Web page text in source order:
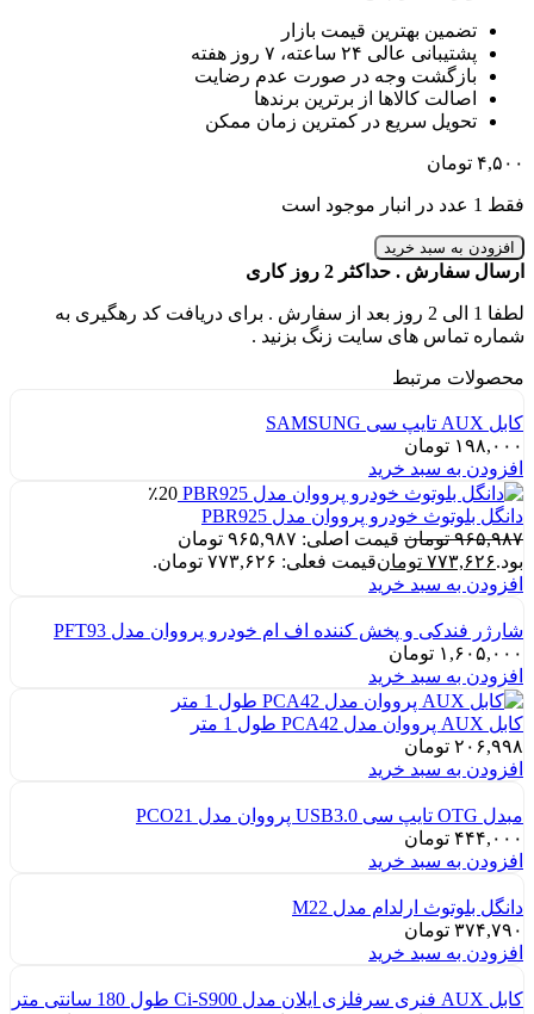
تضمین بهترین قیمت بازار
پشتیبانی عالی ۲۴ ساعته، ۷ روز هفته
بازگشت وجه در صورت عدم رضایت
اصالت کالاها از برترین برندها
تحویل سریع در کمترین زمان ممکن
۴,۵۰۰ تومان
فقط 1 عدد در انبار موجود است
افزودن به سبد خرید
ارسال سفارش . حداکثر 2 روز کاری
لطفا 1 الی 2 روز بعد از سفارش . برای دریافت کد رهگیری به
شماره تماس های سایت زنگ بزنید .
محصولات مرتبط
کابل AUX تایپ سی SAMSUNG
۱۹۸,۰۰۰ تومان
افزودن به سبد خرید
٪20
دانگل بلوتوث خودرو پرووان مدل PBR925
۹۶۵,۹۸۷ تومان
قیمت اصلی: ۹۶۵,۹۸۷ تومان
بود.۷۷۳,۶۲۶ تومانقیمت فعلی: ۷۷۳,۶۲۶ تومان.
افزودن به سبد خرید
شارژر فندکی و پخش کننده اف ام خودرو پرووان مدل PFT93
۱,۶۰۵,۰۰۰ تومان
افزودن به سبد خرید
کابل AUX پرووان مدل PCA42 طول 1 متر
۲۰۶,۹۹۸ تومان
افزودن به سبد خرید
مبدل OTG تایپ سی USB3.0 پرووان مدل PCO21
۴۴۴,۰۰۰ تومان
افزودن به سبد خرید
دانگل بلوتوث ارلدام مدل M22
۳۷۴,۷۹۰ تومان
افزودن به سبد خرید
کابل AUX فنری سرفلزی ایلان مدل Ci-S900 طول 180 سانتی متر